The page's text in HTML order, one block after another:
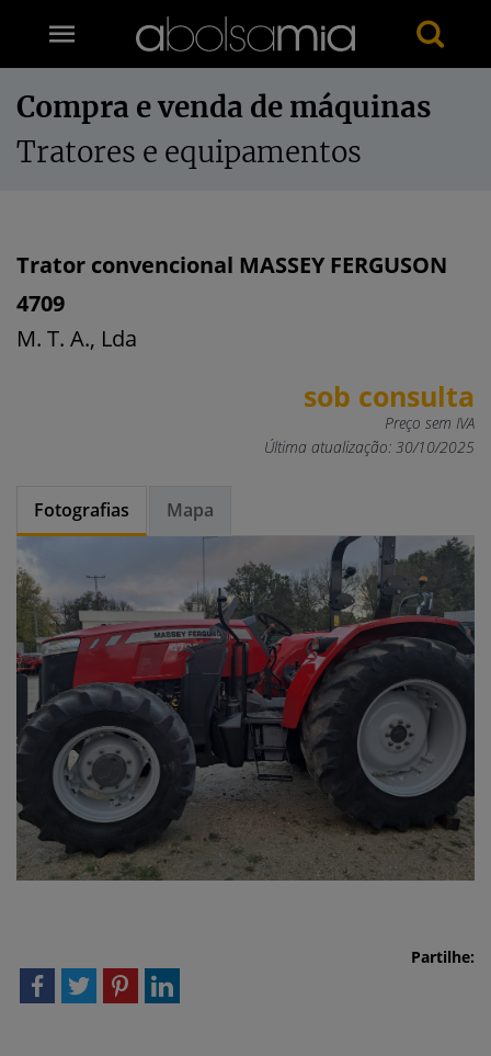
Compra e venda de máquinas
Tratores e equipamentos
Trator convencional MASSEY FERGUSON
4709
M. T. A., Lda
sob consulta
Preço sem IVA
Última atualização: 30/10/2025
Fotografias Mapa
Partilhe: